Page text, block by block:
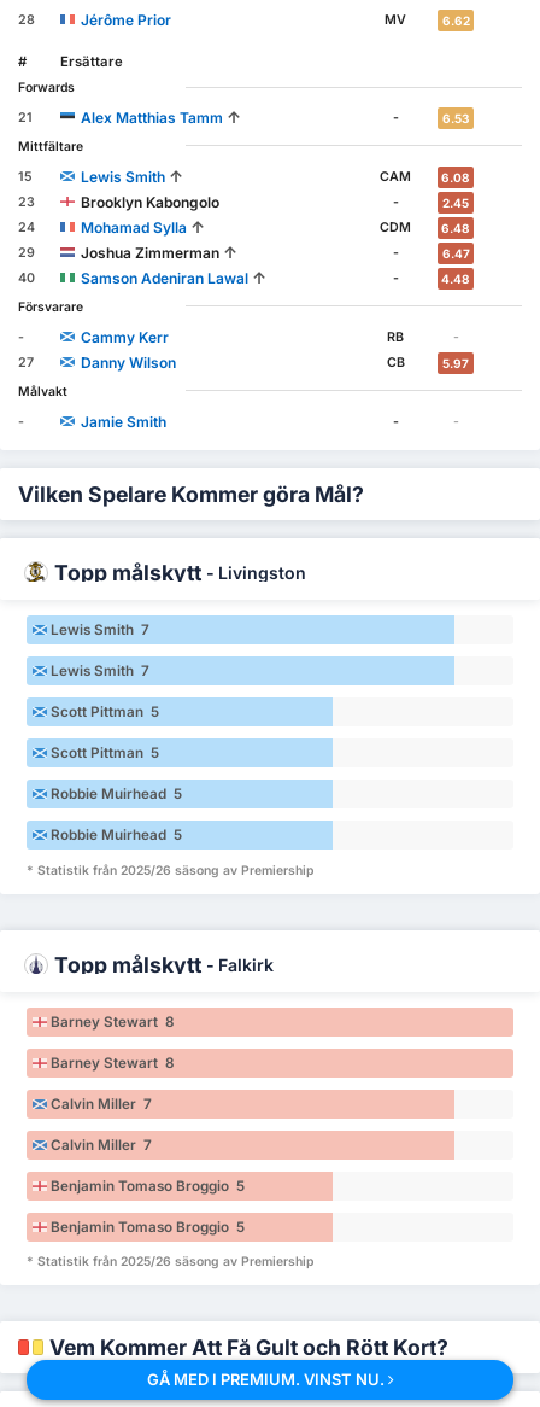
28
Jérôme Prior MV 6.62
# Ersättare
Forwards
21
Alex Matthias Tamm ↑ - 6.53
Mittfältare
15
Lewis Smith ↑ CAM 6.08
23 Brooklyn Kabongolo - 2.45
24 Mohamad Sylla ↑ CDM 6.48
29 Joshua Zimmerman ↑ - 6.47
40 Samson Adeniran Lawal ↑ - 4.48
Försvarare
-
Cammy Kerr RB
-
27
Danny Wilson CB 5.97
Målvakt
-
Jamie Smith - -
Vilken Spelare Kommer göra Mål?
Topp målskytt - Livingston
Lewis Smith 7
Lewis Smith 7
Scott Pittman 5
Scott Pittman 5
Robbie Muirhead 5
Robbie Muirhead 5
* Statistik från 2025/26 säsong av Premiership
Topp målskytt - Falkirk
Barney Stewart 8
Barney Stewart 8
Calvin Miller 7
Calvin Miller 7
Benjamin Tomaso Broggio 5
Benjamin Tomaso Broggio 5
* Statistik från 2025/26 säsong av Premiership
Vem Kommer Att Få Gult och Rött Kort?
GÅ MED I PREMIUM. VINST NU.